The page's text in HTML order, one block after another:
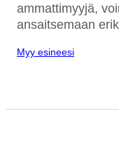
ammattimyyjä,
ansaitsemaan
Myy esineesi